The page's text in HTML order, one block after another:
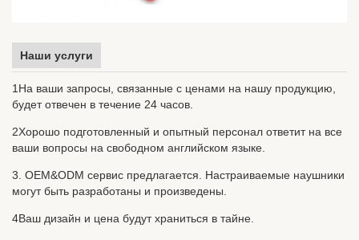
Наши услуги
1На ваши запросы, связанные с ценами на нашу продукцию,
будет отвечен в течение 24 часов.
2Хорошо подготовленный и опытный персонал ответит на все
ваши вопросы на свободном английском языке.
3. OEM&ODM сервис предлагается. Настраиваемые наушники
могут быть разработаны и произведены.
4Ваш дизайн и цена будут храниться в тайне.